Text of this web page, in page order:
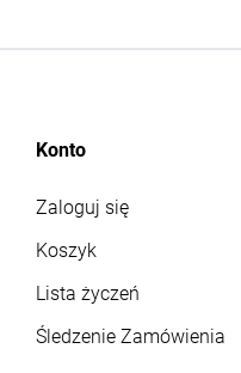
Konto
Zaloguj się
Koszyk
Lista życzeń
Śledzenie Zamówienia